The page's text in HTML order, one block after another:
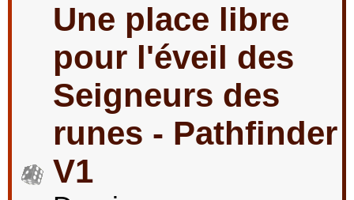
Une place libre
pour l'éveil des
Seigneurs des
runes - Pathfinder
V1